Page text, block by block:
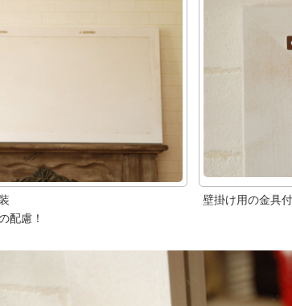
配慮！
壁掛け用の金具